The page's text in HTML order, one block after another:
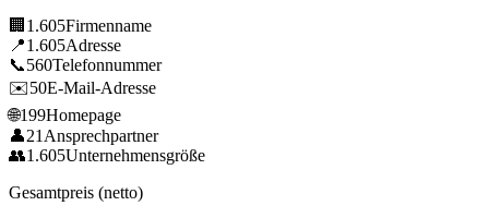
🏢 1.605Firmenname
📍1.605Adresse
📞560Telefonnummer
✉️50E-Mail-Adresse
🌐199Homepage
👤21 Ansprechpartner
👥1.605Unternehmensgröße
Gesamtpreis (netto)